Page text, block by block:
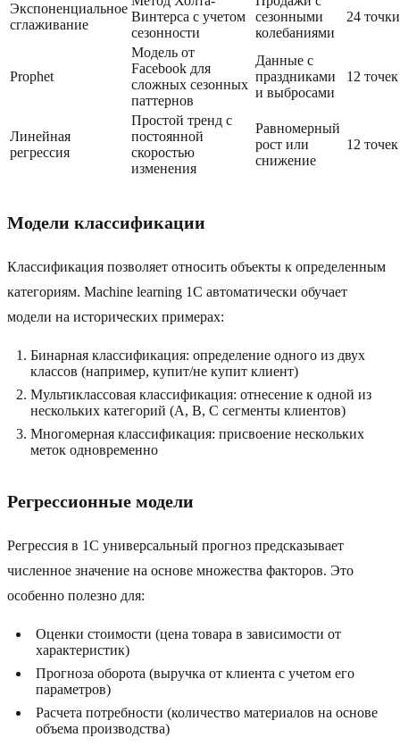
Экспоненциальное
сглаживание
Винтерса с учетом
сезонности
сезонными
колебаниями
24 точки
Prophet
Модель от
Facebook для
сложных сезонных
паттернов
Данные с
праздниками
и выбросами
12 точек
Линейная
регрессия
Простой тренд с
постоянной
скоростью
изменения
Равномерный
рост или
снижение
12 точек
Модели классификации
Классификация позволяет относить объекты к определенным
категориям. Machine learning 1С автоматически обучает
модели на исторических примерах:
Бинарная классификация: определение одного из двух
классов (например, купит/не купит клиент)
Мультиклассовая классификация: отнесение к одной из
нескольких категорий (A, B, C сегменты клиентов)
Многомерная классификация: присвоение нескольких
меток одновременно
Регрессионные модели
Регрессия в 1С универсальный прогноз предсказывает
численное значение на основе множества факторов. Это
особенно полезно для:
Оценки стоимости (цена товара в зависимости от
характеристик)
Прогноза оборота (выручка от клиента с учетом его
параметров)
Расчета потребности (количество материалов на основе
объема производства)